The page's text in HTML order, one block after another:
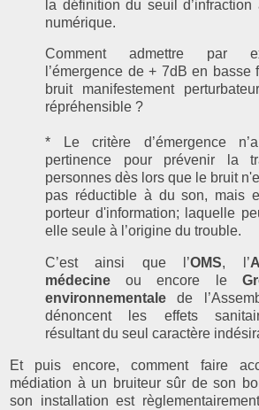
la définition du seuil
numérique.
Comment admettre par
l’émergence de + 7dB en basse
bruit manifestement
répréhensible ?
* Le critère d’émergence
pertinence pour prévenir la
personnes dès lors que le bruit
pas réductible à du son, mais
porteur d'information; laquelle
elle seule à l’origine du trouble.
C’est ainsi que l’OMS, l’
médecine ou encore le
environnementale de
dénoncent les effets
résultant du seul caractère
Et puis encore, comment faire
médiation à un bruiteur sûr de son
son installation est